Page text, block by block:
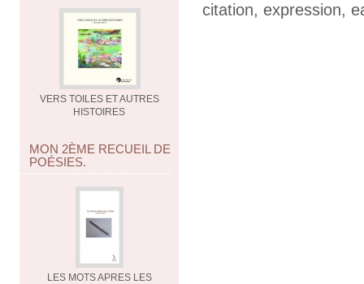
VERS TOILES ET AUTRES
HISTOIRES
MON 2ÈME RECUEIL DE
POÉSIES.
LES MOTS APRES LES
citation, expression,